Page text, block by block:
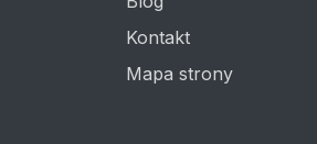
Kontakt
Mapa strony